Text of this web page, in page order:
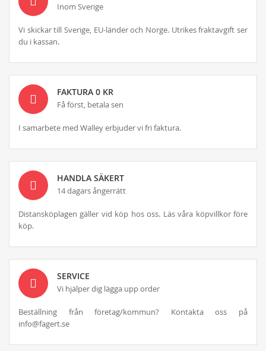
Inom Sverige
Vi skickar till Sverige, EU-länder och Norge. Utrikes fraktavgift ser
du i kassan.
FAKTURA 0 KR
Få först, betala sen
I samarbete med Walley erbjuder vi fri faktura.
HANDLA SÄKERT
14 dagars ångerrätt
Distansköplagen gäller vid köp hos oss. Läs våra köpvillkor före
köp.
SERVICE
Vi hjälper dig lägga upp order
Beställning från företag/kommun? Kontakta oss på
info@fagert.se